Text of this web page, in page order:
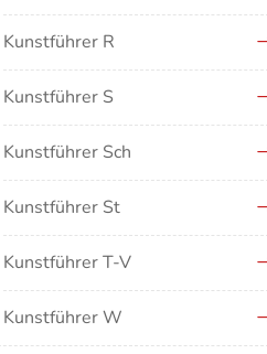
Kunstführer R
Kunstführer S
Kunstführer Sch
Kunstführer St
Kunstführer T-V
Kunstführer W